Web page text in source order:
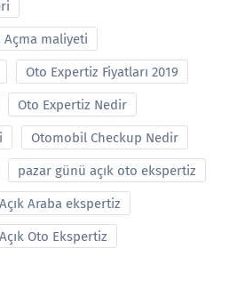
Açma maliyeti
Oto Expertiz Fiyatları 2019
Oto Expertiz Nedir
Otomobil Checkup Nedir
pazar günü açık oto ekspertiz
Araba ekspertiz
Oto Ekspertiz